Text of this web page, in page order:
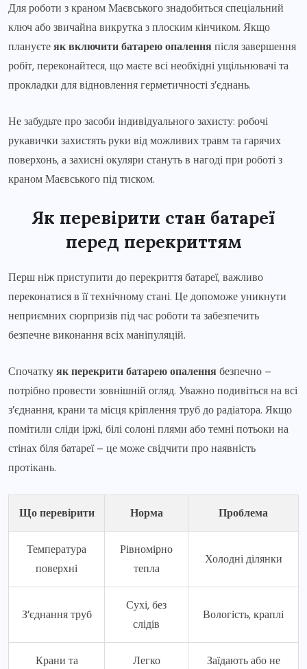
Для роботи з краном Маєвського знадобиться спеціальний
ключ або звичайна викрутка з плоским кінчиком. Якщо
плануєтеяк включити батарею опаленняпісля завершення
робіт, переконайтеся, що маєте всі необхідні ущільнювачі та
прокладки для відновлення герметичності з’єднань.
Не забудьте про засоби індивідуального захисту: робочі
рукавички захистять руки від можливих травм та гарячих
поверхонь, а захисні окуляри стануть в нагоді при роботі з
краном Маєвського під тиском.
Як перевірити стан батареї
перед перекриттям
Перш ніж приступити до перекриття батареї, важливо
переконатися в її технічному стані. Це допоможе уникнути
неприємних сюрпризів під час роботи та забезпечить
безпечне виконання всіх маніпуляцій.
Спочаткуяк перекрити батарею опаленнябезпечно –
потрібно провести зовнішній огляд. Уважно подивіться на всі
з’єднання, крани та місця кріплення труб до радіатора. Якщо
помітили сліди іржі, білі солоні плями або темні потьоки на
стінах біля батареї – це може свідчити про наявність
протікань.
Що перевірити Норма Проблема
Температура
поверхні
Рівномірно
тепла
Холодні ділянки
З’єднання труб
Сухі, без
слідів
Вологість, краплі
Крани та Легко Заїдають або не